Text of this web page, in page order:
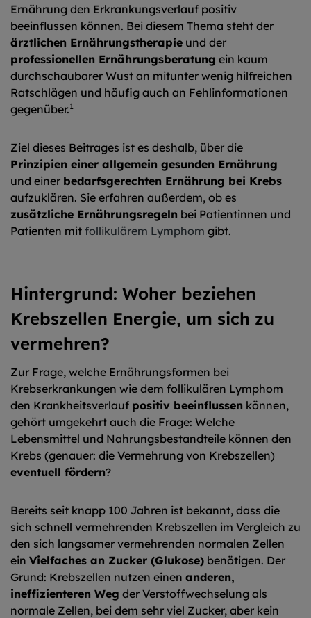
Ernährung den Erkrankungsverlauf positiv
beeinflussen können. Bei diesem Thema steht der
ärztlichen Ernährungstherapie und der
professionellen Ernährungsberatung ein kaum
durchschaubarer Wust an mitunter wenig hilfreichen
Ratschlägen und häufig auch an Fehlinformationen
gegenüber.1
Ziel dieses Beitrages ist es deshalb, über die
Prinzipien einer allgemein gesunden Ernährung
und einer bedarfsgerechten Ernährung bei Krebs
aufzuklären. Sie erfahren außerdem, ob es
zusätzliche Ernährungsregeln bei Patientinnen und
Patienten mit follikulärem Lymphom gibt.
Hintergrund: Woher beziehen
Krebszellen Energie, um sich zu
vermehren?
Zur Frage, welche Ernährungsformen bei
Krebserkrankungen wie dem follikulären Lymphom
den Krankheitsverlauf positiv beeinflussen können,
gehört umgekehrt auch die Frage: Welche
Lebensmittel und Nahrungsbestandteile können den
Krebs (genauer: die Vermehrung von Krebszellen)
eventuell fördern?
Bereits seit knapp 100 Jahren ist bekannt, dass die
sich schnell vermehrenden Krebszellen im Vergleich zu
den sich langsamer vermehrenden normalen Zellen
ein Vielfaches an Zucker (Glukose) benötigen. Der
Grund: Krebszellen nutzen einen anderen,
ineffizienteren Weg der Verstoffwechselung als
normale Zellen, bei dem sehr viel Zucker, aber kein